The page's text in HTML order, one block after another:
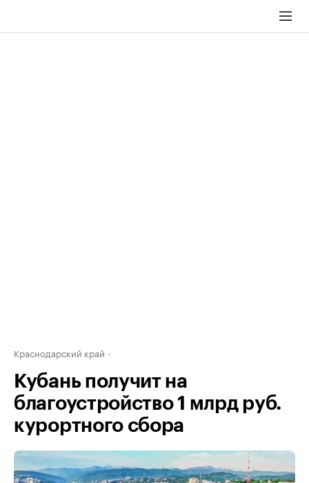
Краснодарский край
Кубань получит на
благоустройство 1 млрд руб.
курортного сбора